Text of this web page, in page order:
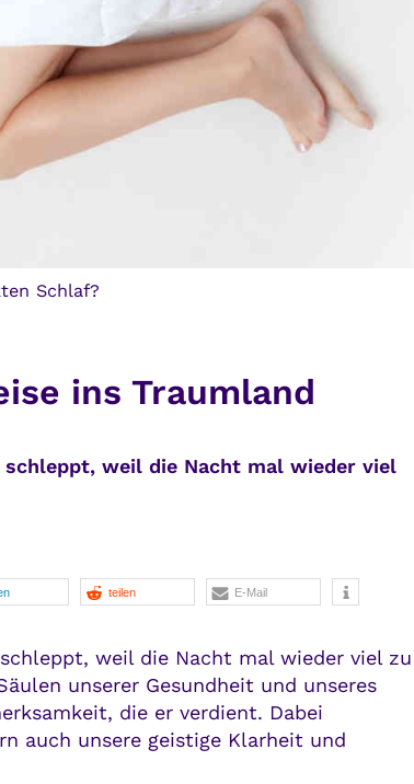
Schlaf?
ins Traumland
schleppt, weil die Nacht mal wieder viel
teilen E-Mail
weil die Nacht mal wieder viel zu
unserer Gesundheit und unseres
die er verdient. Dabei
auch unsere geistige Klarheit und